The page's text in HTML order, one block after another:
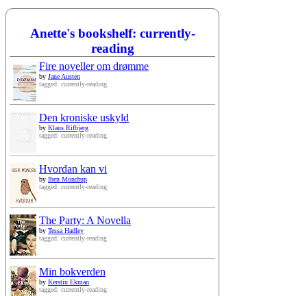
Anette's bookshelf: currently-
reading
Fire noveller om drømme
by Jane Austen
tagged: currently-reading
Den kroniske uskyld
by Klaus Rifbjerg
tagged: currently-reading
Hvordan kan vi
by Iben Mondrup
tagged: currently-reading
The Party: A Novella
by Tessa Hadley
tagged: currently-reading
Min bokverden
by Kerstin Ekman
tagged: currently-reading